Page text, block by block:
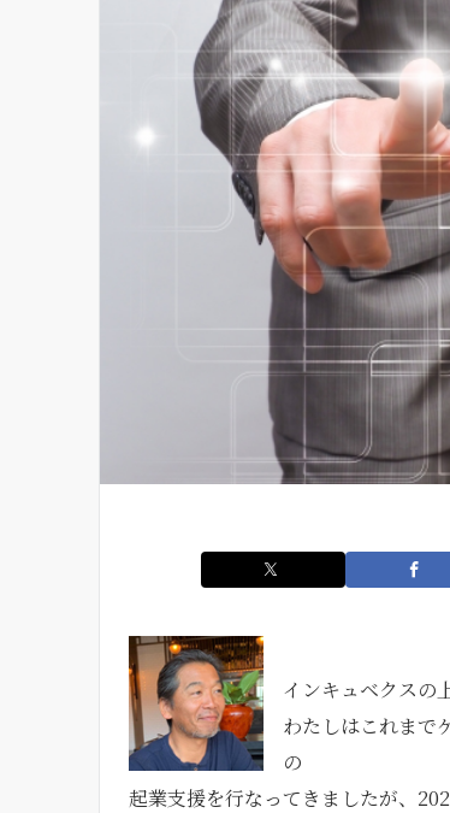
インキュベクスの
わたしはこれまで
の
起業支援を行なってきましたが、